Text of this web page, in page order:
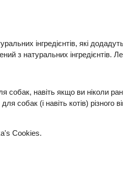
інгредієнтів, які
з натуральних інгредієнтів.
собак, навіть якщо ви
собак (і навіть котів) різного
Cookies.